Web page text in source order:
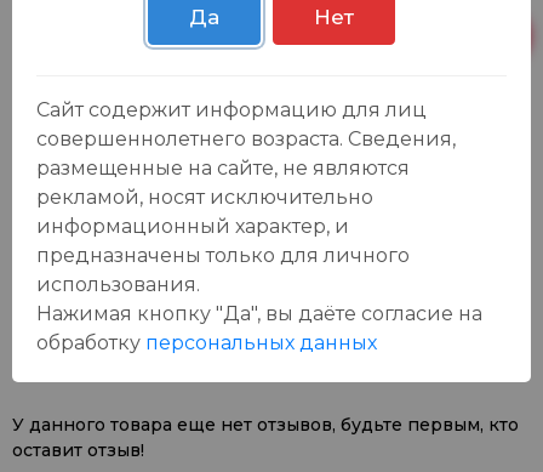
Пн-Вс с 09:00 до
Отзывы:
У данного товара еще нет отзывов, будьте первым, кто
оставит отзыв!
Да Нет
Сайт содержит информацию для лиц
совершеннолетнего возраста. Сведения,
размещенные на сайте, не являются
рекламой, носят исключительно
информационный характер, и
предназначены только для личного
использования.
Нажимая кнопку "Да", вы даёте cогласие на
обработку персональных данных